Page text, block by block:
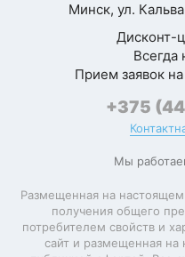
Количество ядер
Микроархитектура
Графический
ускоритель
Минск, ул.
Дисконт-
Всегда
Прием заявок
+375
Мы
Размещенная на
получения общего
потребителем свойств и
сайт и размещенная